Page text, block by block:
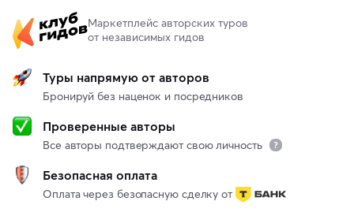
Маркетплейс авторских туров
от независимых гидов
Туры напрямую от авторов
Бронируй без наценок и посредников
Проверенные авторы
Все авторы подтверждают свою личность
Безопасная оплата
Оплата через безопасную сделку от